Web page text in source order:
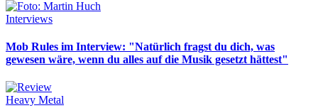
Interviews
Mob Rules im Interview: "Natürlich fragst du dich, was
gewesen wäre, wenn du alles auf die Musik gesetzt hättest"
Heavy Metal